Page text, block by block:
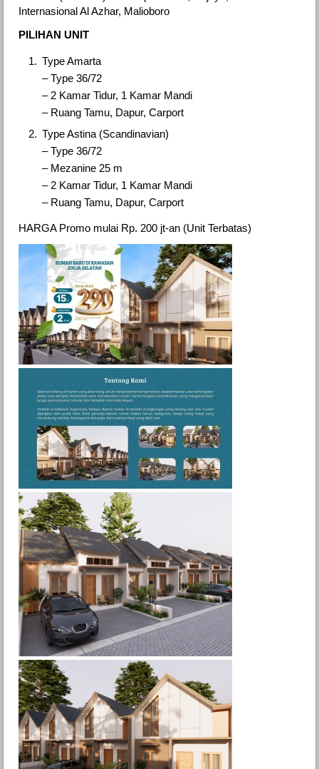
Internasional Al Azhar, Malioboro
PILIHAN UNIT
Type Amarta
– Type 36/72
– 2 Kamar Tidur, 1 Kamar Mandi
– Ruang Tamu, Dapur, Carport
Type Astina (Scandinavian)
– Type 36/72
– Mezanine 25 m
– 2 Kamar Tidur, 1 Kamar Mandi
– Ruang Tamu, Dapur, Carport
HARGA Promo mulai Rp. 200 jt-an (Unit Terbatas)